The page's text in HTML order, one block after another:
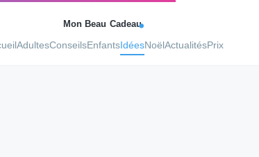
AdultesConseilsEnfantsIdéesNoëlActualitésPrix